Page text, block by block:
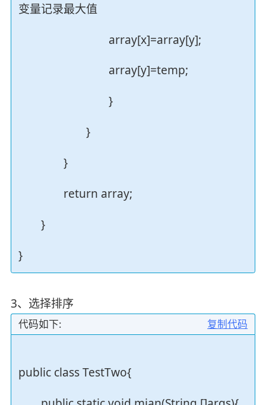
变量记录最大值
array[x]=array[y];
array[y]=temp;
}
}
}
return array;
}
}
3、选择排序
复制代码
代码如下:
public class TestTwo{